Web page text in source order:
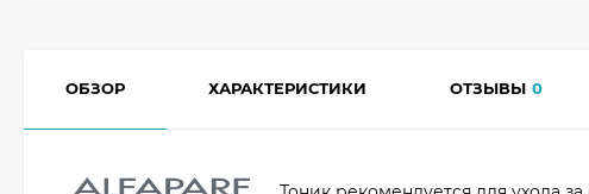
ОБЗОР ХАРАКТЕРИСТИКИ ОТЗЫВЫ 0